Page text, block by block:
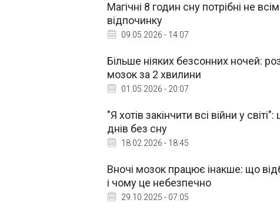
Магічні 8 годин сну потрібні не
відпочинку
09.05.2026 - 14:07
Більше ніяких безсонних ночей:
мозок за 2 хвилини
01.05.2026 - 20:07
"Я хотів закінчити всі війни у
днів без сну
18.02.2026 - 18:45
Вночі мозок працює інакше: що
і чому це небезпечно
29.10.2025 - 07:05